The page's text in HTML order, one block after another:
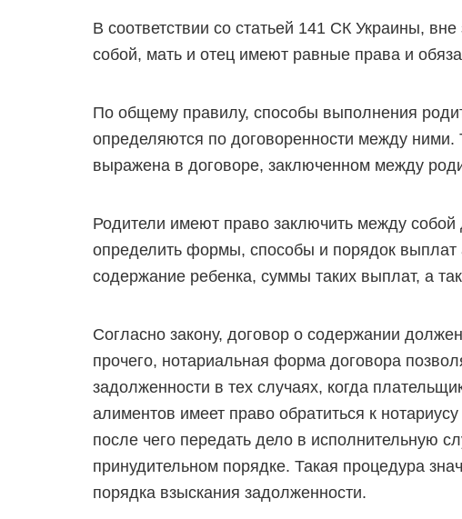
В соответствии со статьей 141 СК Украины,
собой, мать и отец имеют равные права и
По общему правилу, способы выполнения
определяются по договоренности между ними.
выражена в договоре, заключенном между
Родители имеют право заключить между
определить формы, способы и порядок
содержание ребенка, суммы таких выплат, а
Согласно закону, договор о содержании
прочего, нотариальная форма договора
задолженности в тех случаях, когда
алиментов имеет право обратиться к
после чего передать дело в исполнительную
принудительном порядке. Такая процедура
порядка взыскания задолженности.